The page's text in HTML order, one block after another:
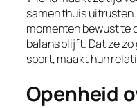
samen thuis
momenten bewust te
balans blijft. Dat ze
sport, maakt hun
Openheid